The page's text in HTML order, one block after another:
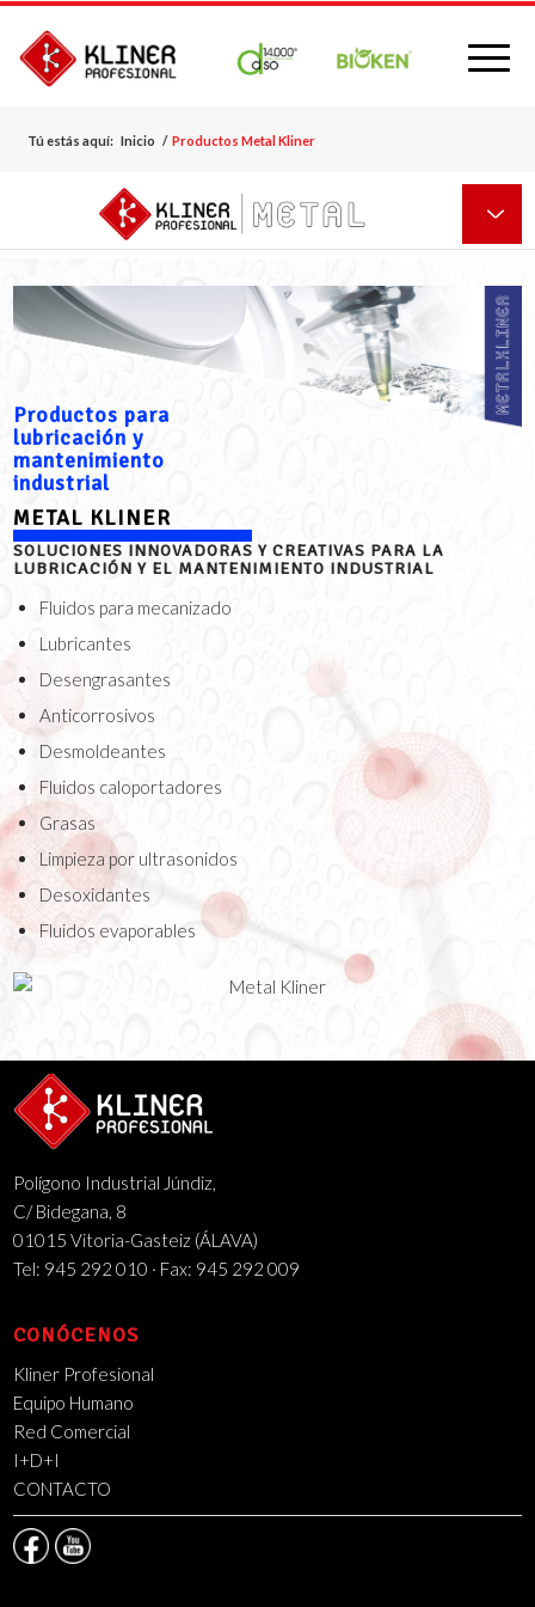
Tú estás aquí: Inicio / Productos Metal Kliner
Productos para
lubricación y
mantenimiento
industrial
METAL KLINER
SOLUCIONES INNOVADORAS Y CREATIVAS PARA LA
LUBRICACIÓN Y EL MANTENIMIENTO INDUSTRIAL
Fluidos para mecanizado
Lubricantes
Desengrasantes
Anticorrosivos
Desmoldeantes
Fluidos caloportadores
Grasas
Limpieza por ultrasonidos
Desoxidantes
Fluidos evaporables
Polígono Industrial Júndiz,
C/ Bidegana, 8
01015 Vitoria-Gasteiz (ÁLAVA)
Tel: 945 292 010 · Fax: 945 292 009
CONÓCENOS
Kliner Profesional
Equipo Humano
Red Comercial
I+D+I
CONTACTO